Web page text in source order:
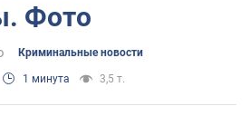
Фото
Криминальные новости
1 минута 3,5 т.